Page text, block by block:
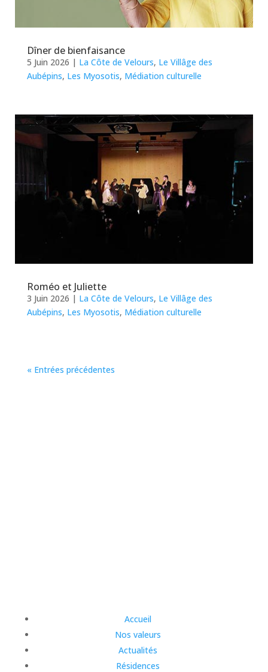
Dîner de bienfaisance
5 Juin 2026 | La Côte de Velours, Le Villâge des
Aubépins, Les Myosotis, Médiation culturelle
Roméo et Juliette
3 Juin 2026 | La Côte de Velours, Le Villâge des
Aubépins, Les Myosotis, Médiation culturelle
« Entrées précédentes
Accueil
Nos valeurs
Actualités
Résidences